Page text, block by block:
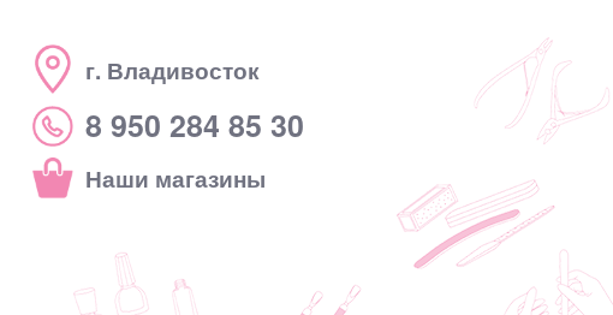
г. Владивосток
8 950 284 85 30
Наши магазины